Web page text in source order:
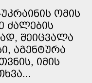
ᲝᲛᲘᲡ
ᲫᲐᲚᲔᲑᲘᲡ
ᲨᲔᲘᲪᲕᲐᲚᲐ
ᲐᲒᲔᲜᲢᲣᲠᲐ
ᲘᲛᲘᲡ